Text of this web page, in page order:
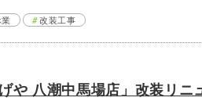
改装工事
や 八潮中馬場店」改装リニ